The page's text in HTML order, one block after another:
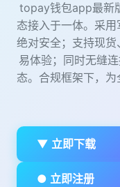
topay钱包app最新
态接入于一体。采
绝对安全；支持现
易体验；同时无缝
态。合规框架下，
▼ 立即下载
● 立即注册